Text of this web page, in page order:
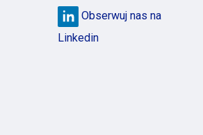
Obserwuj nas na
Linkedin